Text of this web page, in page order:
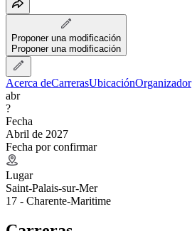
Proponer una modificación
Proponer una modificación
Acerca deCarrerasUbicaciónOrganizador
abr
?
Fecha
Abril de 2027
Fecha por confirmar
Lugar
Saint-Palais-sur-Mer
17 - Charente-Maritime